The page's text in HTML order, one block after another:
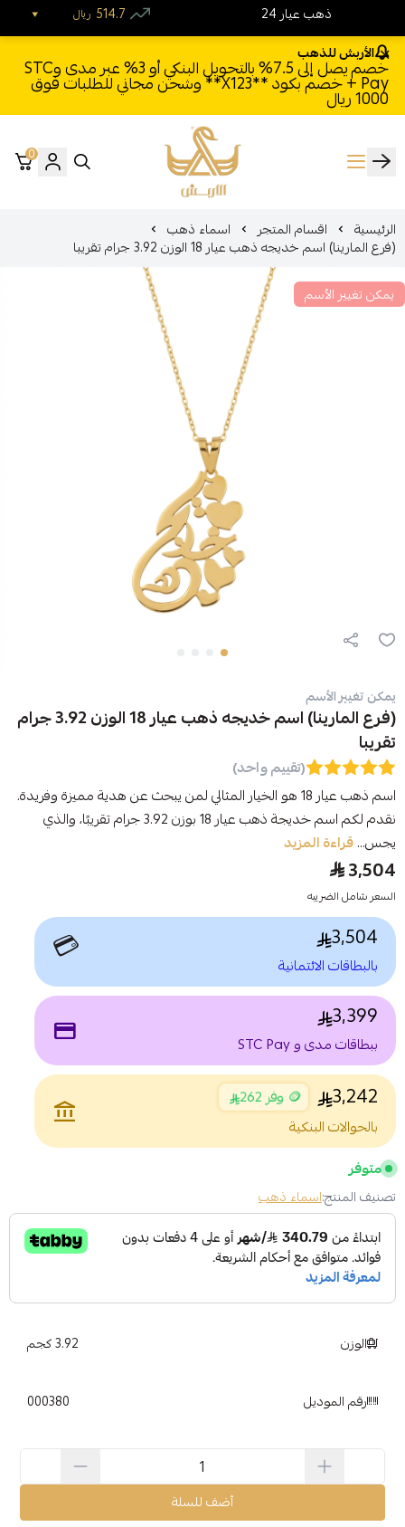
الأربش للذهب
خصم يصل إلى 7.5% بالتحويل البنكي أو 3% عبر مدى وSTC
Pay + خصم بكود **X123** وشحن مجاني للطلبات فوق
1000 ريال
الأربش للذهب
0
الرئيسية اقسام المتجر اسماء ذهب
(فرع المارينا) اسم خديجه ذهب عيار 18 الوزن 3.92 جرام تقريبا
يمكن تغيير الأسم
يمكن تغيير الأسم
(فرع المارينا) اسم خديجه ذهب عيار 18 الوزن 3.92 جرام
تقريبا
(تقييم واحد)
اسم ذهب عيار 18 هو الخيار المثالي لمن يبحث عن هدية مميزة وفريدة.
نقدم لكم اسم خديجة ذهب عيار 18 بوزن 3.92 جرام تقريبًا، والذي
يجس...قراءة المزيد
3,504
السعر شامل الضريبه
3,504
بالبطاقات الائتمانية 💳
3,399
ببطاقات مدى و STC Pay payment
3,242 🪙 وفر 262
بالحوالات البنكية
account_balance
متوفر
تصنيف المنتج:اسماء ذهب
الوزن 3.92 كجم
رقم الموديل 000380
أضف للسلة
24 ذهب عيار ريال 514.7